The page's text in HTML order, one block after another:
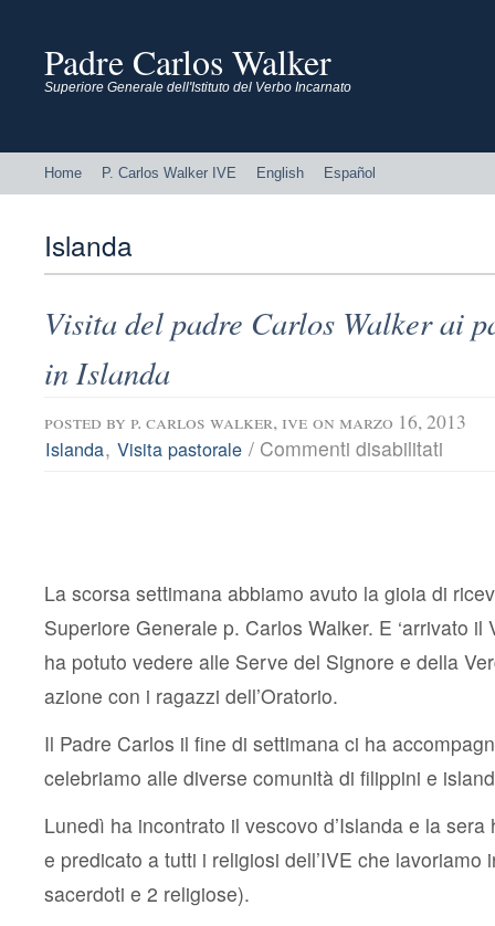
Padre Carlos Walker
Superiore Generale dell'Istituto del Verbo Incarnato
Home P. Carlos Walker IVE English Español
Islanda
Visita del padre Carlos Walker ai
in Islanda
posted by p. carlos walker, ive on marzo 16, 2013
Islanda, Visita pastorale / Commenti disabilitati
Islanda
La scorsa settimana abbiamo avuto la gioia di
Superiore Generale p. Carlos Walker. E ‘arrivato
ha potuto vedere alle Serve del Signore e della
azione con i ragazzi dell’Oratorio.
Il Padre Carlos il fine di settimana ci ha
celebriamo alle diverse comunità di filippini e
Lunedì ha incontrato il vescovo d’Islanda e la
e predicato a tutti i religiosi dell’IVE che lavoriamo
sacerdoti e 2 religiose).